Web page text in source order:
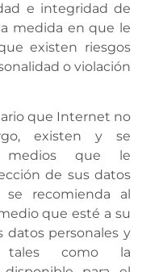
e integridad de
medida en que le
existen riesgos
o violación
que Internet no
existen y se
medios que le
de sus datos
se recomienda al
que esté a su
datos personales y
tales como la